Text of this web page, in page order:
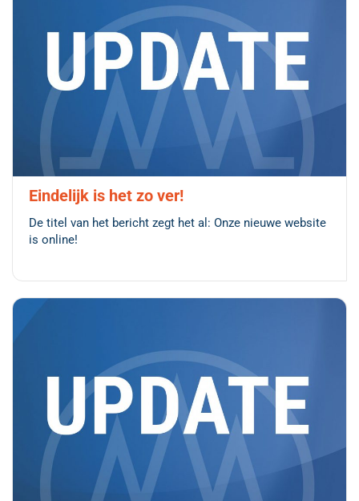
Eindelijk is het zo ver!
De titel van het bericht zegt het al: Onze nieuwe website
is online!